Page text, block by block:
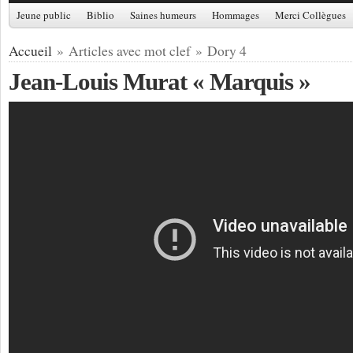
Jeune public Biblio Saines humeurs Hommages Merci Collègues
Accueil » Articles avec mot clef » Dory 4
Jean-Louis Murat « Marquis »